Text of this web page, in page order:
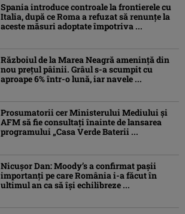
Spania introduce controale la frontierele cu
Italia, după ce Roma a refuzat să renunțe la
aceste măsuri adoptate împotriva ...
Războiul de la Marea Neagră amenință din
nou prețul pâinii. Grâul s-a scumpit cu
aproape 6% într-o lună, iar navele ...
Prosumatorii cer Ministerului Mediului și
AFM să fie consultați înainte de lansarea
programului „Casa Verde Baterii ...
Nicușor Dan: Moody’s a confirmat pașii
importanți pe care România i-a făcut în
ultimul an ca să își echilibreze ...